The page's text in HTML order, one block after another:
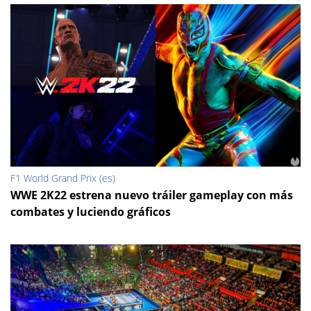
F1 World Grand Prix (es)
WWE 2K22 estrena nuevo tráiler gameplay con más
combates y luciendo gráficos